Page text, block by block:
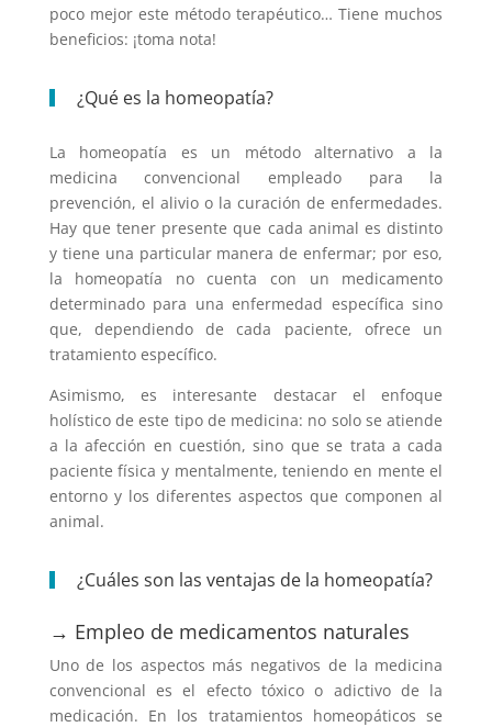
poco mejor este método terapéutico… Tiene muchos
beneficios: ¡toma nota!
¿Qué es la homeopatía?
La homeopatía es un método alternativo a la
medicina convencional empleado para la
prevención, el alivio o la curación de enfermedades.
Hay que tener presente que cada animal es distinto
y tiene una particular manera de enfermar; por eso,
la homeopatía no cuenta con un medicamento
determinado para una enfermedad específica sino
que, dependiendo de cada paciente, ofrece un
tratamiento específico.
Asimismo, es interesante destacar el enfoque
holístico de este tipo de medicina: no solo se atiende
a la afección en cuestión, sino que se trata a cada
paciente física y mentalmente, teniendo en mente el
entorno y los diferentes aspectos que componen al
animal.
¿Cuáles son las ventajas de la homeopatía?
→ Empleo de medicamentos naturales
Uno de los aspectos más negativos de la medicina
convencional es el efecto tóxico o adictivo de la
medicación. En los tratamientos homeopáticos se